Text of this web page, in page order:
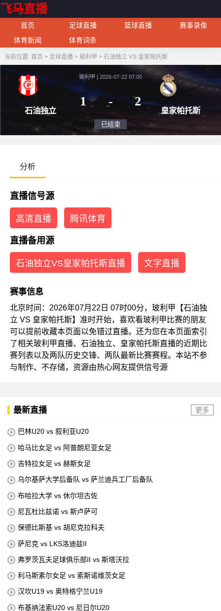
飞马直播
首页 足球直播 篮球直播
赛事录像
体育新闻
体育词条
当前位置: 首页 > 足球直播> 玻利甲 > 石油独立 VS 皇家帕托斯
石油独立
玻利甲 | 2026-07-22 07:00
1
皇家
分析
直播信号源
高清直播 腾讯体育
直播备用源
石油独立VS皇家帕托斯直播 文字直播
赛事信息
北京时间：2026年07月22日 07时00分，玻利甲【石油独
立 VS 皇家帕托斯】准时开始，喜欢看玻利甲比赛的朋友
可以提前收藏本页面以免错过直播。还为您在本页面索引
了相关玻利甲直播、石油独立、皇家帕托斯直播的近期比
赛列表以及两队历史交锋、两队最新比赛赛程。本站不参
与制作、不存储，资源由热心网友提供信号源
最新直播 更多
巴林U20 vs 叙利亚U20
哈马比女足 vs 阿普朗尼亚女足
吉特拉女足 vs 赫斯女足
乌尔基萨大学后备队 vs 萨兰迪兵工厂后备队
布哈拉大学 vs 休尔坦古佐
尼瓦杜比兹诺 vs 斯卢萨可
保德比斯基 vs 胡尼克拉科夫
萨尼克 vs LKS洛迪兹II
弗罗茨瓦夫足球俱乐部II vs 斯塔沃拉
利马斯素尔女足 vs 索斯诺维茨女足
汉坎U19 vs 奥特格宁兰U19
布基纳法索U20 vs 尼日尔U20